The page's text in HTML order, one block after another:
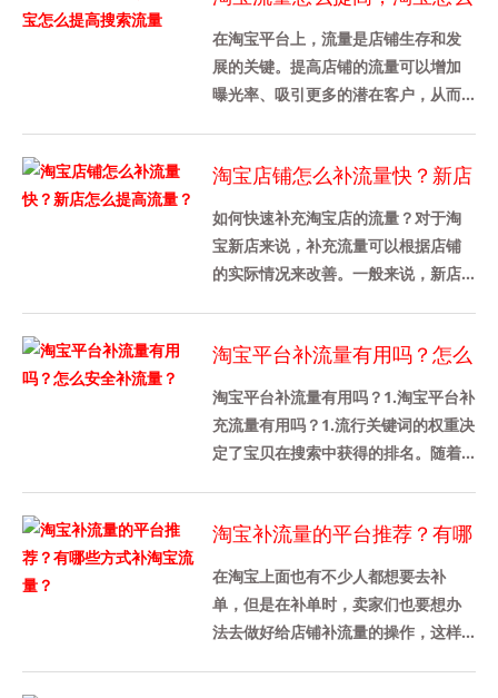
提高搜索流量
在淘宝平台上，流量是店铺生存和发
展的关键。提高店铺的流量可以增加
曝光率、吸引更多的潜在客户，从而
的......
淘宝店铺怎么补流量快？新店
怎么提高流量？
如何快速补充淘宝店的流量？对于淘
宝新店来说，补充流量可以根据店铺
的实际情况来改善。一般来说，新店
淘宝平台补流量有用吗？怎么
安全补流量？
淘宝平台补流量有用吗？1.淘宝平台补
充流量有用吗？1.流行关键词的权重决
定了宝贝在搜索中获得的排名。随着
淘宝补流量的平台推荐？有哪
些方式补淘宝流量？
在淘宝上面也有不少人都想要去补
单，但是在补单时，卖家们也要想办
法去做好给店铺补流量的操作，这样